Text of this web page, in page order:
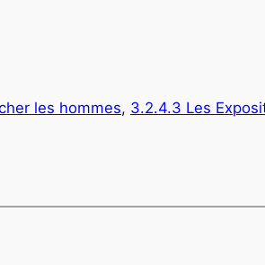
les hommes, 3.2.4.3 Les